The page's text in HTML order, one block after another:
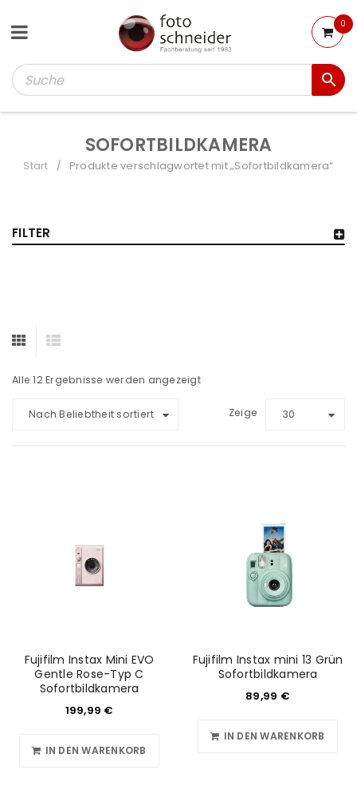
0
SOFORTBILDKAMERA
Start / Produkte verschlagwortet mit „Sofortbildkamera“
FILTER
Alle 12 Ergebnisse werden angezeigt
Nach Beliebtheit sortiert Zeige 30
Fujifilm Instax Mini EVO
Gentle Rose-Typ C
Sofortbildkamera
199,99 €
IN DEN WARENKORB
Fujifilm Instax mini 13 Grün
Sofortbildkamera
89,99 €
IN DEN WARENKORB